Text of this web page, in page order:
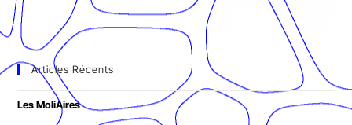
Articles Récents
Les MoliAires